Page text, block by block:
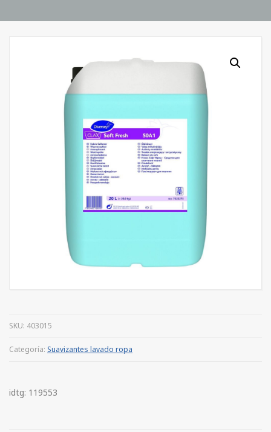
SKU: 403015
Categoría: Suavizantes lavado ropa
idtg: 119553